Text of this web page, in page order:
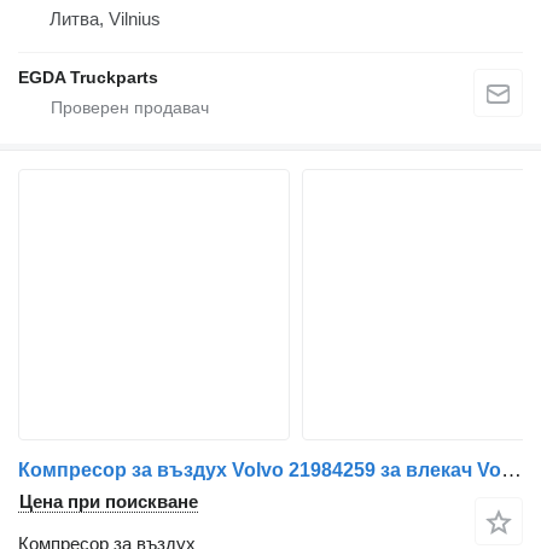
Литва, Vilnius
EGDA Truckparts
Компресор за въздух Volvo 21984259 за влекач Volvo
Цена при поискване
Компресор за въздух